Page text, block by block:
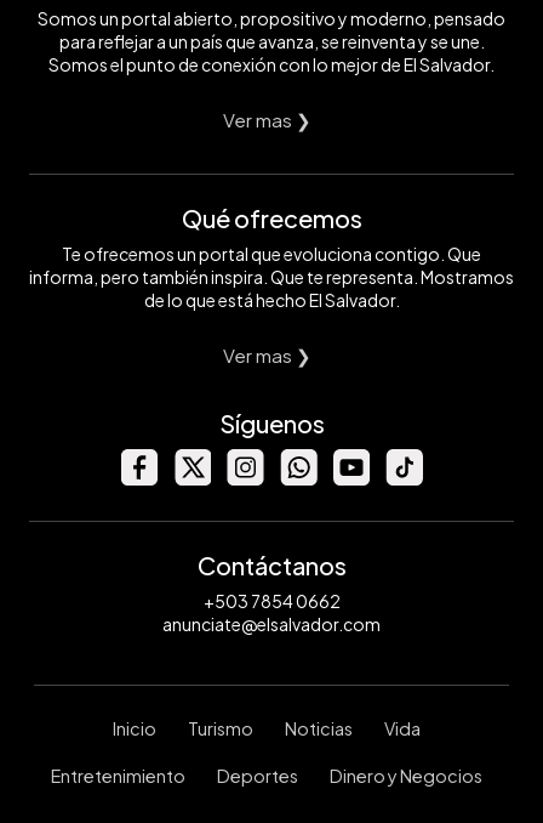
Somos un portal abierto, propositivo y moderno, pensado
para reflejar a un país que avanza, se reinventa y se une.
Somos el punto de conexión con lo mejor de El Salvador.
Ver mas ❯
Qué ofrecemos
Te ofrecemos un portal que evoluciona contigo. Que
informa, pero también inspira. Que te representa. Mostramos
de lo que está hecho El Salvador.
Ver mas ❯
Síguenos
Contáctanos
+503 7854 0662
anunciate@elsalvador.com
Inicio Turismo Noticias Vida
Entretenimiento Deportes Dinero y Negocios